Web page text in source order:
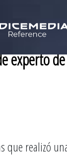
experto
que realizó